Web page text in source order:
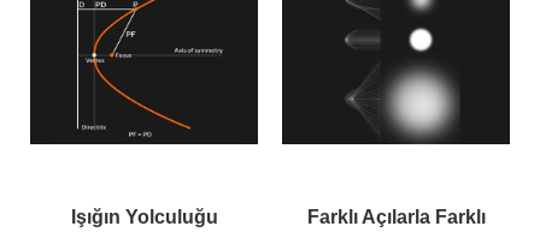
Işığın Yolculuğu
Farklı Açılarla Farklı